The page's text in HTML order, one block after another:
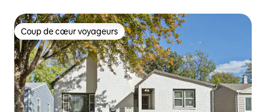
Coup de cœur voyageurs
Coup de cœur voyageurs